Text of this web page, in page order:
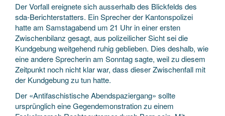
Der Vorfall ereignete sich ausserhalb des Blickfelds des
sda-Berichterstatters. Ein Sprecher der Kantonspolizei
hatte am Samstagabend um 21 Uhr in einer ersten
Zwischenbilanz gesagt, aus polizeilicher Sicht sei die
Kundgebung weitgehend ruhig geblieben. Dies deshalb, wie
eine andere Sprecherin am Sonntag sagte, weil zu diesem
Zeitpunkt noch nicht klar war, dass dieser Zwischenfall mit
der Kundgebung zu tun hatte.
Der «Antifaschistische Abendspaziergang» sollte
ursprünglich eine Gegendemonstration zu einem